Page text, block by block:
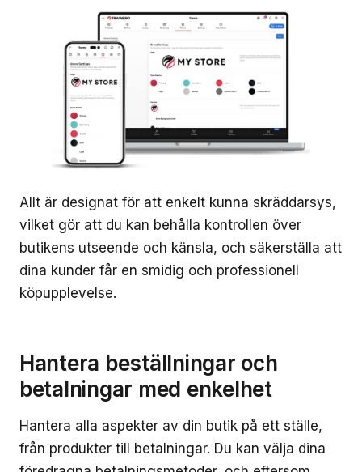
Allt är designat för att enkelt kunna skräddarsys,
vilket gör att du kan behålla kontrollen över
butikens utseende och känsla, och säkerställa att
dina kunder får en smidig och professionell
köpupplevelse.
Hantera beställningar och
betalningar med enkelhet
Hantera alla aspekter av din butik på ett ställe,
från produkter till betalningar. Du kan välja dina